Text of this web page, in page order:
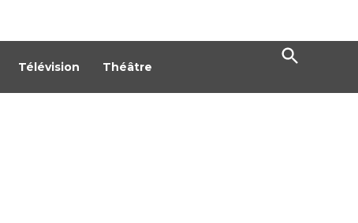
Télévision Théâtre
Open
Search